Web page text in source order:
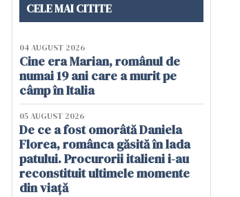
CELE MAI CITITE
04 AUGUST 2026
Cine era Marian, românul de
numai 19 ani care a murit pe
câmp în Italia
05 AUGUST 2026
De ce a fost omorâtă Daniela
Florea, românca găsită în lada
patului. Procurorii italieni i-au
reconstituit ultimele momente
din viață